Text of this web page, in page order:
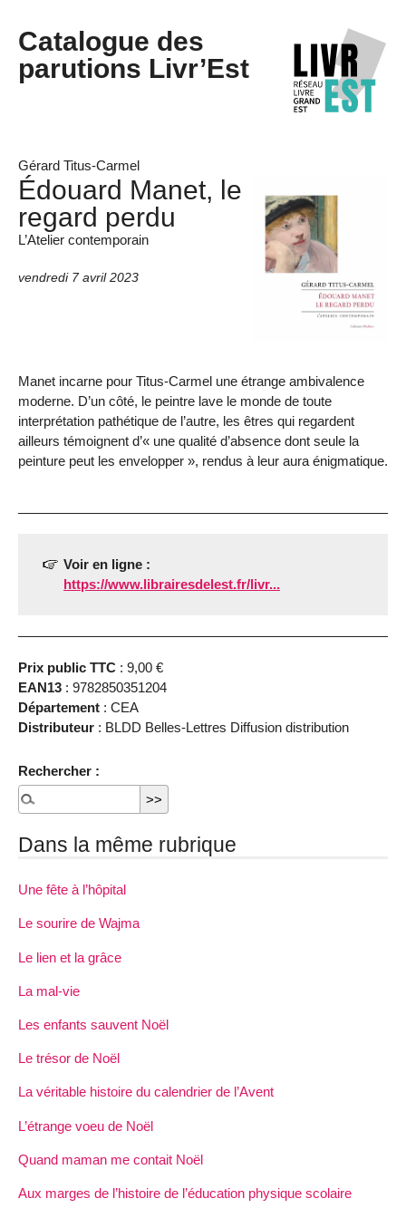
Catalogue des
parutions Livr’Est
Gérard Titus-Carmel
Édouard Manet, le
regard perdu
L’Atelier contemporain
vendredi 7 avril 2023
Manet incarne pour Titus-Carmel une étrange ambivalence
moderne. D’un côté, le peintre lave le monde de toute
interprétation pathétique de l’autre, les êtres qui regardent
ailleurs témoignent d’« une qualité d’absence dont seule la
peinture peut les envelopper », rendus à leur aura énigmatique.
Voir en ligne :
https://www.librairesdelest.fr/livr...
Prix public TTC : 9,00 €
EAN13 : 9782850351204
Département : CEA
Distributeur : BLDD Belles-Lettres Diffusion distribution
Rechercher :
Dans la même rubrique
Une fête à l’hôpital
Le sourire de Wajma
Le lien et la grâce
La mal-vie
Les enfants sauvent Noël
Le trésor de Noël
La véritable histoire du calendrier de l’Avent
L’étrange voeu de Noël
Quand maman me contait Noël
Aux marges de l’histoire de l’éducation physique scolaire